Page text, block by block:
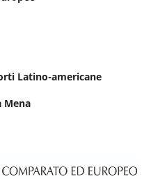
Latino-americane
Mena